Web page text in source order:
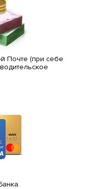
Почте (при себе